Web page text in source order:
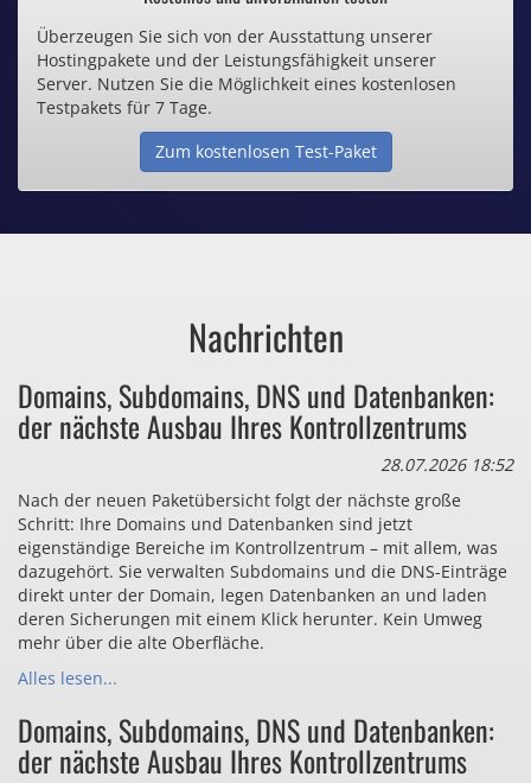
Inklusive .de Domain
Webspace ab 1,25€ / Monat
Günstige SSL-Zertifikate
Bezahlen Sie auch zu viel
für Dinge, die sie gar nicht brauchen?
Überzeugen Sie sich von der Ausstattung unserer
Hostingpakete und der Leistungsfähigkeit unserer
Server. Nutzen Sie die Möglichkeit eines kostenlosen
Testpakets für 7 Tage.
Zum kostenlosen Test-Paket
Nachrichten
Domains, Subdomains, DNS und Datenbanken:
der nächste Ausbau Ihres Kontrollzentrums
28.07.2026 18:52
Nach der neuen Paketübersicht folgt der nächste große
Schritt: Ihre Domains und Datenbanken sind jetzt
eigenständige Bereiche im Kontrollzentrum – mit allem, was
dazugehört. Sie verwalten Subdomains und die DNS-Einträge
direkt unter der Domain, legen Datenbanken an und laden
deren Sicherungen mit einem Klick herunter. Kein Umweg
mehr über die alte Oberfläche.
Alles lesen...
Domains, Subdomains, DNS und Datenbanken:
der nächste Ausbau Ihres Kontrollzentrums